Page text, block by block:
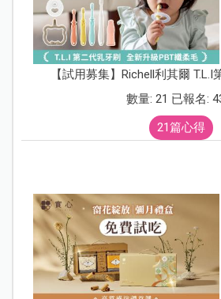
【試用募集】Richell利其爾 T.L.I
數量: 21 已報名:
21篇心得